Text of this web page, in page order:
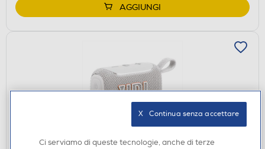
AGGIUNGI
Ci serviamo di queste tecnologie, anche di terze
X   Continua senza accettare